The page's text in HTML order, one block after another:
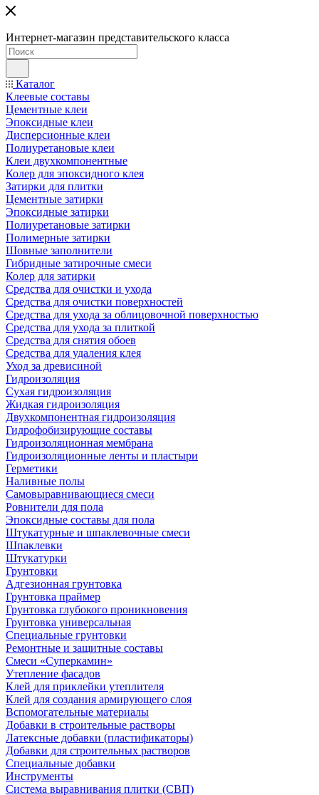
Интернет-магазин представительского класса
Каталог
Клеевые составы
Цементные клеи
Эпоксидные клеи
Дисперсионные клеи
Полиуретановые клеи
Клеи двухкомпонентные
Колер для эпоксидного клея
Затирки для плитки
Цементные затирки
Эпоксидные затирки
Полиуретановые затирки
Полимерные затирки
Шовные заполнители
Гибридные затирочные смеси
Колер для затирки
Средства для очистки и ухода
Средства для очистки поверхностей
Средства для ухода за облицовочной поверхностью
Средства для ухода за плиткой
Средства для снятия обоев
Средства для удаления клея
Уход за древисиной
Гидроизоляция
Сухая гидроизоляция
Жидкая гидроизоляция
Двухкомпонентная гидроизоляция
Гидрофобизирующие составы
Гидроизоляционная мембрана
Гидроизоляционные ленты и пластыри
Герметики
Наливные полы
Самовыравнивающиеся смеси
Ровнители для пола
Эпоксидные составы для пола
Штукатурные и шпаклевочные смеси
Шпаклевки
Штукатурки
Грунтовки
Адгезионная грунтовка
Грунтовка праймер
Грунтовка глубокого проникновения
Грунтовка универсальная
Специальные грунтовки
Ремонтные и защитные составы
Смеси «Суперкамин»
Утепление фасадов
Клей для приклейки утеплителя
Клей для создания армирующего слоя
Вспомогательные материалы
Добавки в строительные растворы
Латексные добавки (пластификаторы)
Добавки для строительных растворов
Специальные добавки
Инструменты
Система выравнивания плитки (СВП)